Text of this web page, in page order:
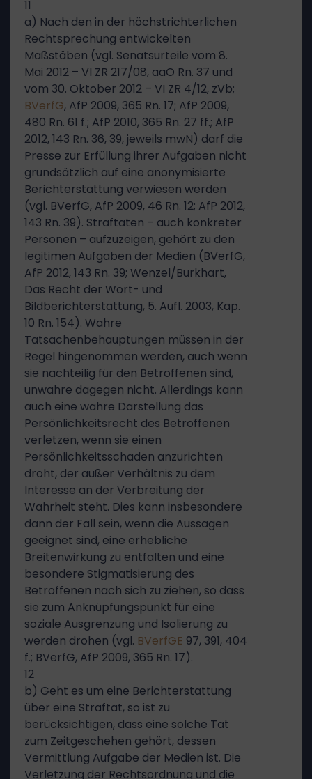
11
a) Nach den in der höchstrichterlichen
Rechtsprechung entwickelten
Maßstäben (vgl. Senatsurteile vom 8.
Mai 2012 – VI ZR 217/08, aaO Rn. 37 und
vom 30. Oktober 2012 – VI ZR 4/12, zVb;
BVerfG, AfP 2009, 365 Rn. 17; AfP 2009,
480 Rn. 61 f.; AfP 2010, 365 Rn. 27 ff.; AfP
2012, 143 Rn. 36, 39, jeweils mwN) darf die
Presse zur Erfüllung ihrer Aufgaben nicht
grundsätzlich auf eine anonymisierte
Berichterstattung verwiesen werden
(vgl. BVerfG, AfP 2009, 46 Rn. 12; AfP 2012,
143 Rn. 39). Straftaten – auch konkreter
Personen – aufzuzeigen, gehört zu den
legitimen Aufgaben der Medien (BVerfG,
AfP 2012, 143 Rn. 39; Wenzel/Burkhart,
Das Recht der Wort- und
Bildberichterstattung, 5. Aufl. 2003, Kap.
10 Rn. 154). Wahre
Tatsachenbehauptungen müssen in der
Regel hingenommen werden, auch wenn
sie nachteilig für den Betroffenen sind,
unwahre dagegen nicht. Allerdings kann
auch eine wahre Darstellung das
Persönlichkeitsrecht des Betroffenen
verletzen, wenn sie einen
Persönlichkeitsschaden anzurichten
droht, der außer Verhältnis zu dem
Interesse an der Verbreitung der
Wahrheit steht. Dies kann insbesondere
dann der Fall sein, wenn die Aussagen
geeignet sind, eine erhebliche
Breitenwirkung zu entfalten und eine
besondere Stigmatisierung des
Betroffenen nach sich zu ziehen, so dass
sie zum Anknüpfungspunkt für eine
soziale Ausgrenzung und Isolierung zu
werden drohen (vgl. BVerfGE 97, 391, 404
f.; BVerfG, AfP 2009, 365 Rn. 17).
12
b) Geht es um eine Berichterstattung
über eine Straftat, so ist zu
berücksichtigen, dass eine solche Tat
zum Zeitgeschehen gehört, dessen
Vermittlung Aufgabe der Medien ist. Die
Verletzung der Rechtsordnung und die